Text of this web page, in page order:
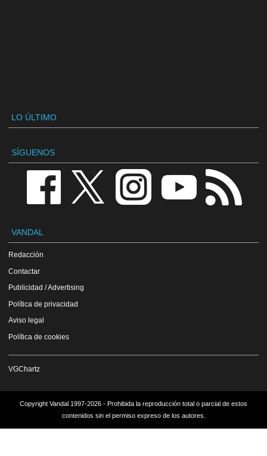
LO ÚLTIMO
SÍGUENOS
VANDAL
Redacción
Contactar
Publicidad / Advertising
Política de privacidad
Aviso legal
Política de cookies
VGChartz
Copyright Vandal 1997-2026 - Prohibida la reproducción total o parcial de estos
contenidos sin el permiso expreso de los autores.